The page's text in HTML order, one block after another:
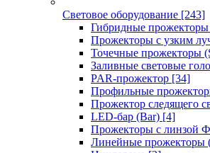
Световое оборудование [243]
Гибридные прожекторы
Прожекторы с узким
Точечные прожекторы
Заливные световые
PAR-прожектор [34]
Профильные
Прожектор следящего
LED-бар (Bar) [4]
Прожекторы с линзой
Линейные прожекторы